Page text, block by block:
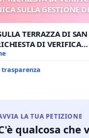
nella maggior parte
di protezione,
di personale,
SULLA GESTIONE
TERRAZZA DI SAN
DI VERIFICA
SULLA GESTIONE DEL
trasparenza
LA TUA PETIZIONE
qualcosa che